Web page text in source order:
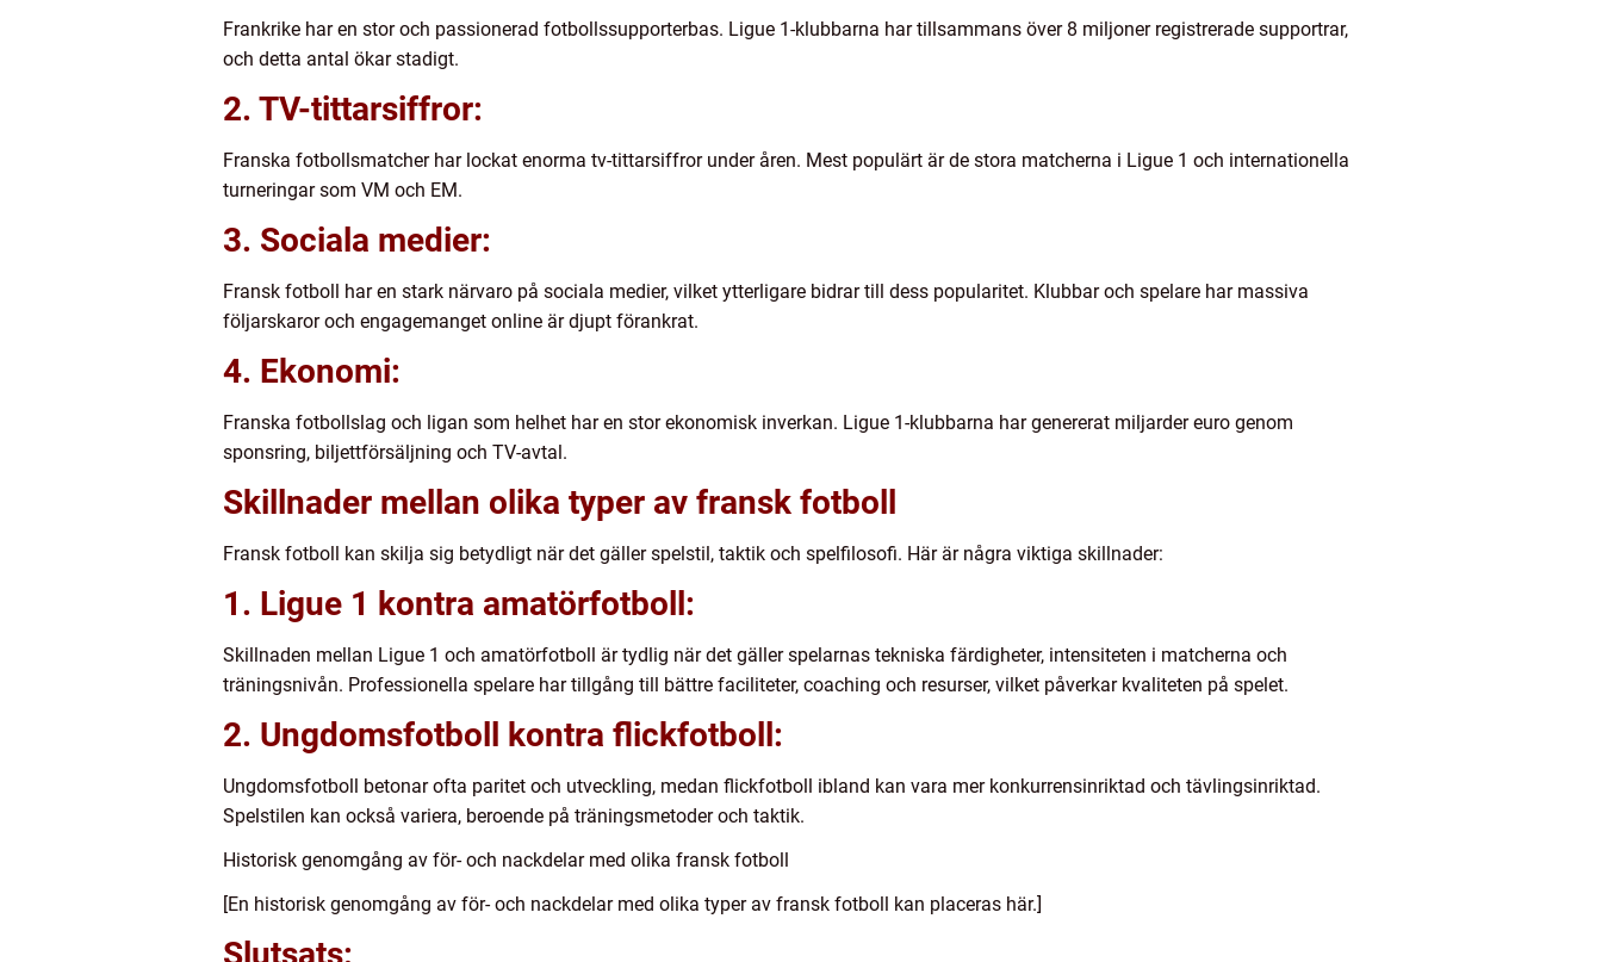
Frankrike har en stor och passionerad fotbollssupporterbas. Ligue 1-klubbarna har tillsammans över 8 miljoner registrerade supportrar,
och detta antal ökar stadigt.
2. TV-tittarsiffror:
Franska fotbollsmatcher har lockat enorma tv-tittarsiffror under åren. Mest populärt är de stora matcherna i Ligue 1 och internationella
turneringar som VM och EM.
3. Sociala medier:
Fransk fotboll har en stark närvaro på sociala medier, vilket ytterligare bidrar till dess popularitet. Klubbar och spelare har massiva
följarskaror och engagemanget online är djupt förankrat.
4. Ekonomi:
Franska fotbollslag och ligan som helhet har en stor ekonomisk inverkan. Ligue 1-klubbarna har genererat miljarder euro genom
sponsring, biljettförsäljning och TV-avtal.
Skillnader mellan olika typer av fransk fotboll
Fransk fotboll kan skilja sig betydligt när det gäller spelstil, taktik och spelfilosofi. Här är några viktiga skillnader:
1. Ligue 1 kontra amatörfotboll:
Skillnaden mellan Ligue 1 och amatörfotboll är tydlig när det gäller spelarnas tekniska färdigheter, intensiteten i matcherna och
träningsnivån. Professionella spelare har tillgång till bättre faciliteter, coaching och resurser, vilket påverkar kvaliteten på spelet.
2. Ungdomsfotboll kontra flickfotboll:
Ungdomsfotboll betonar ofta paritet och utveckling, medan flickfotboll ibland kan vara mer konkurrensinriktad och tävlingsinriktad.
Spelstilen kan också variera, beroende på träningsmetoder och taktik.
Historisk genomgång av för- och nackdelar med olika fransk fotboll
[En historisk genomgång av för- och nackdelar med olika typer av fransk fotboll kan placeras här.]